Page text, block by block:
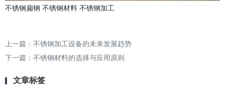
不锈钢扁钢 不锈钢材料 不锈钢加工
上一篇： 不锈钢加工设备的未来发展趋势
下一篇： 不锈钢材料的选择与应用原则
文章标签